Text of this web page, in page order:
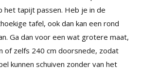
het tapijt passen. Heb je in de
tafel, ook dan kan een rond
Ga dan voor een wat grotere maat,
of zelfs 240 cm doorsnede, zodat
kunnen schuiven zonder van het